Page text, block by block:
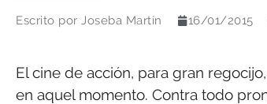
Escrito por Joseba Martín 16/01/2015
El cine de acción, para gran
en aquel momento. Contra todo